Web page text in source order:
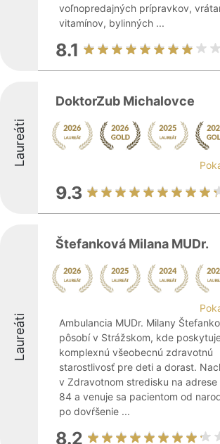
voľnopredajných prípravkov,
vitamínov, bylinných ...
8.1
Laureáti
DoktorZub Michalovce
9.3
Laureáti
Štefanková Milana MUDr.
Ambulancia MUDr. Milany
pôsobí v Strážskom, kde
komplexnú všeobecnú zdravotnú
starostlivosť pre deti a dorast.
v Zdravotnom stredisku na adrese
84 a venuje sa pacientom od
po dovŕšenie ...
8.2